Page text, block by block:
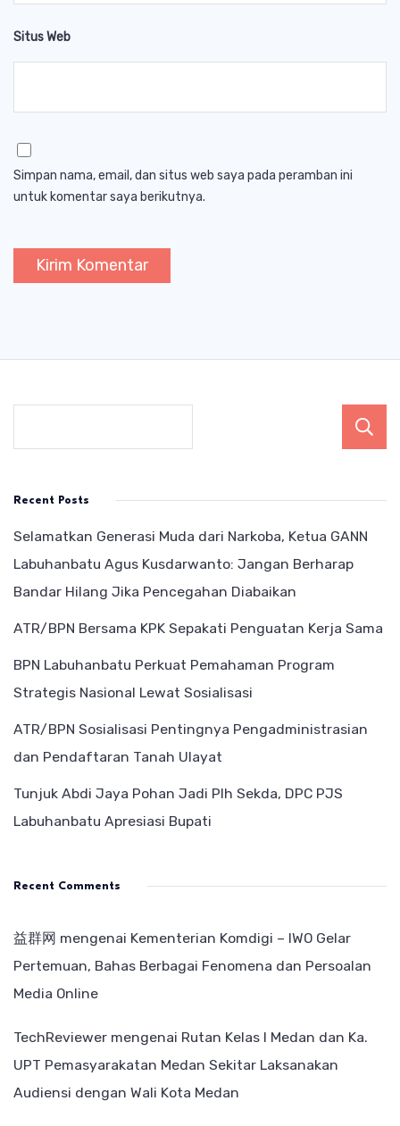
Situs Web
Simpan nama, email, dan situs web saya pada peramban ini
untuk komentar saya berikutnya.
Recent Posts
Selamatkan Generasi Muda dari Narkoba, Ketua GANN
Labuhanbatu Agus Kusdarwanto: Jangan Berharap
Bandar Hilang Jika Pencegahan Diabaikan
ATR/BPN Bersama KPK Sepakati Penguatan Kerja Sama
BPN Labuhanbatu Perkuat Pemahaman Program
Strategis Nasional Lewat Sosialisasi
ATR/BPN Sosialisasi Pentingnya Pengadministrasian
dan Pendaftaran Tanah Ulayat
Tunjuk Abdi Jaya Pohan Jadi Plh Sekda, DPC PJS
Labuhanbatu Apresiasi Bupati
Recent Comments
益群网 mengenai Kementerian Komdigi – IWO Gelar
Pertemuan, Bahas Berbagai Fenomena dan Persoalan
Media Online
TechReviewer mengenai Rutan Kelas I Medan dan Ka.
UPT Pemasyarakatan Medan Sekitar Laksanakan
Audiensi dengan Wali Kota Medan